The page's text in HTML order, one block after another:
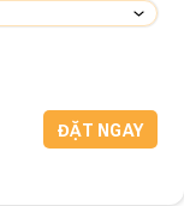
ĐẶT NGAY